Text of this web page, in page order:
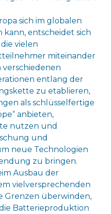
sich im globalen
entscheidet sich
vielen
miteinander
verschiedenen
entlang der
zu etablieren,
als schlüsselfertige
anbieten,
nutzen und
und
neue Technologien
zu bringen.
Ausbau der
vielversprechenden
Grenzen überwinden,
Batterieproduktion